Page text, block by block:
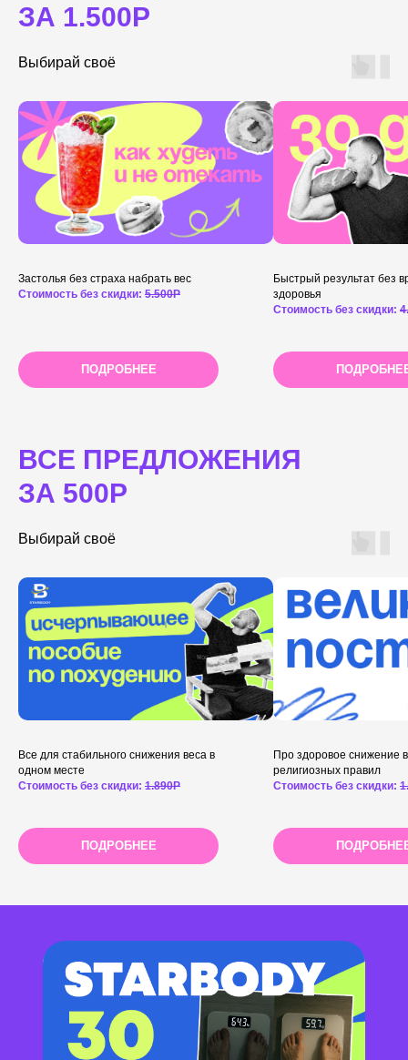
ЗА 1.500Р
Выбирай своё
Застолья без страха набрать вес
Стоимость без скидки: 5.500Р
ПОДРОБНЕЕ
Быстрый результат без
здоровья
Стоимость без скидки:
ВСЕ ПРЕДЛОЖЕНИЯ
ЗА 500Р
Выбирай своё
Все для стабильного снижения веса в
одном месте
Стоимость без скидки: 1.890Р
ПОДРОБНЕЕ
Про здоровое снижение
религиозных правил
Стоимость без скидки: